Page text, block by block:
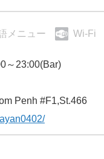
メニュー Wi-Fi
～23:00(Bar)
Penh #F1,St.466